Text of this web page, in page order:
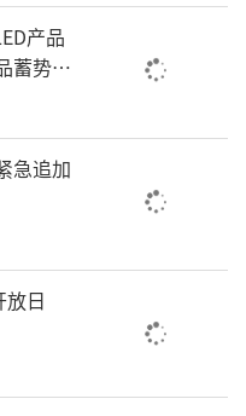
产品
蓄势待
急追加
日